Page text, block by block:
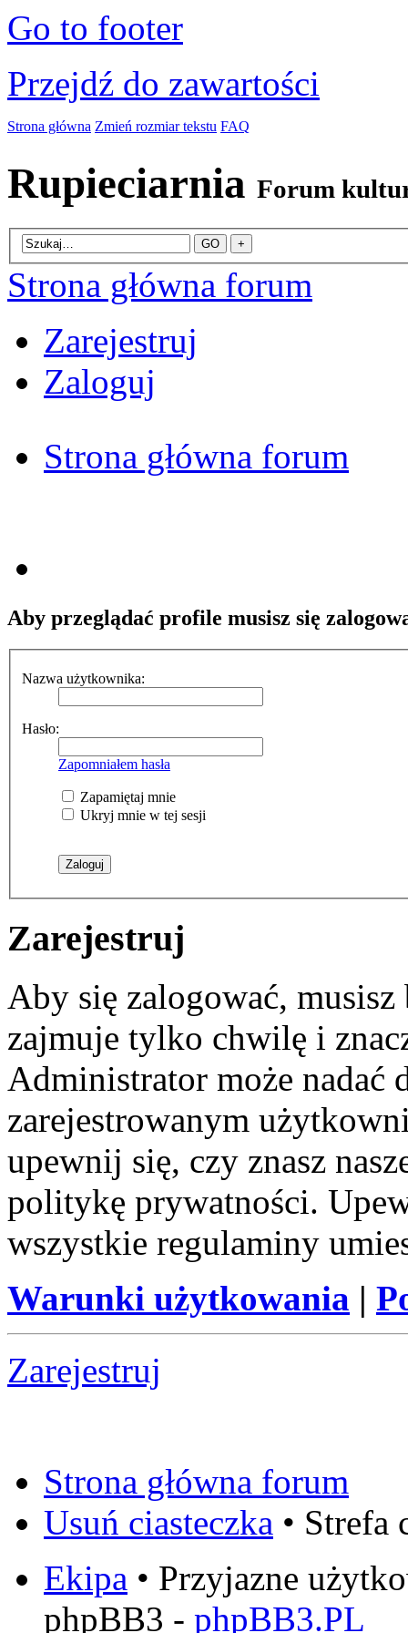
Go to footer
Przejdź do zawartości
Strona główna Zmień rozmiar tekstu FAQ
Rupieciarnia Forum
Strona główna forum
Zarejestruj
Zaloguj
Strona główna forum
Aby przeglądać profile musisz się
Nazwa użytkownika:
Hasło:
Zapomniałem hasła
Zapamiętaj mnie
Ukryj mnie w tej sesji
Zarejestruj
Aby się zalogować,
zajmuje tylko chwilę i
Administrator może nadać
zarejestrowanym
upewnij się, czy znasz
politykę prywatności.
wszystkie regulaminy
Warunki użytkowania |
Zarejestruj
Strona główna forum
Usuń ciasteczka •
Ekipa • Przyjazne
phpBB3 - phpBB3.PL